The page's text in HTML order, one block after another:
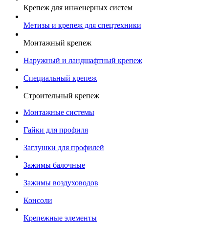
Крепеж для инженерных систем
Метизы и крепеж для спецтехники
Монтажный крепеж
Наружный и ландшафтный крепеж
Специальный крепеж
Строительный крепеж
Монтажные системы
Гайки для профиля
Заглушки для профилей
Зажимы балочные
Зажимы воздуховодов
Консоли
Крепежные элементы